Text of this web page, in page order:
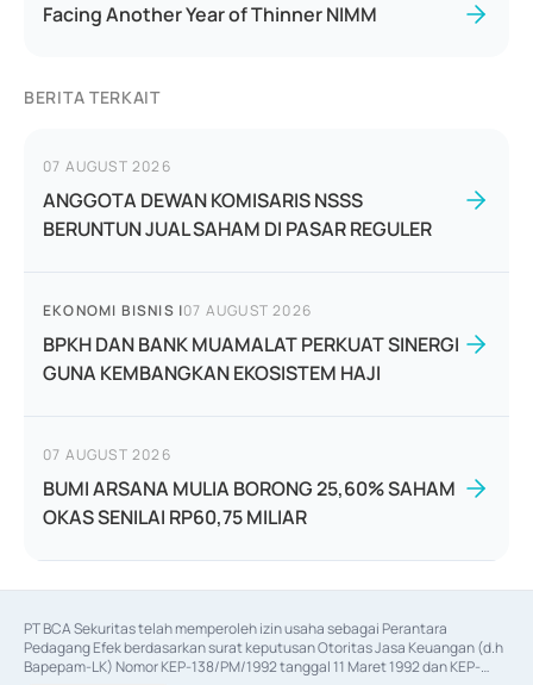
Facing Another Year of Thinner NIMM
BERITA TERKAIT
07 AUGUST 2026
ANGGOTA DEWAN KOMISARIS NSSS
BERUNTUN JUAL SAHAM DI PASAR REGULER
EKONOMI BISNIS |07 AUGUST 2026
BPKH DAN BANK MUAMALAT PERKUAT SINERGI
GUNA KEMBANGKAN EKOSISTEM HAJI
07 AUGUST 2026
BUMI ARSANA MULIA BORONG 25,60% SAHAM
OKAS SENILAI RP60,75 MILIAR
PT BCA Sekuritas telah memperoleh izin usaha sebagai Perantara
Pedagang Efek berdasarkan surat keputusan Otoritas Jasa Keuangan (d.h
Bapepam-LK) Nomor KEP-138/PM/1992 tanggal 11 Maret 1992 dan KEP-